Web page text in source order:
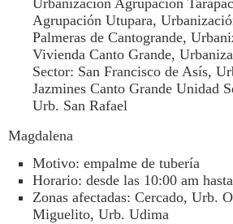
Urbanización Agrupación
Agrupación Utupara,
Palmeras de Cantogrande,
Vivienda Canto Grande,
Sector: San Francisco de Asís,
Jazmines Canto Grande Unidad
Urb. San Rafael
Magdalena
Motivo: empalme de tubería
Horario: desde las 10:00 am
Zonas afectadas: Cercado, Urb.
Miguelito, Urb. Udima